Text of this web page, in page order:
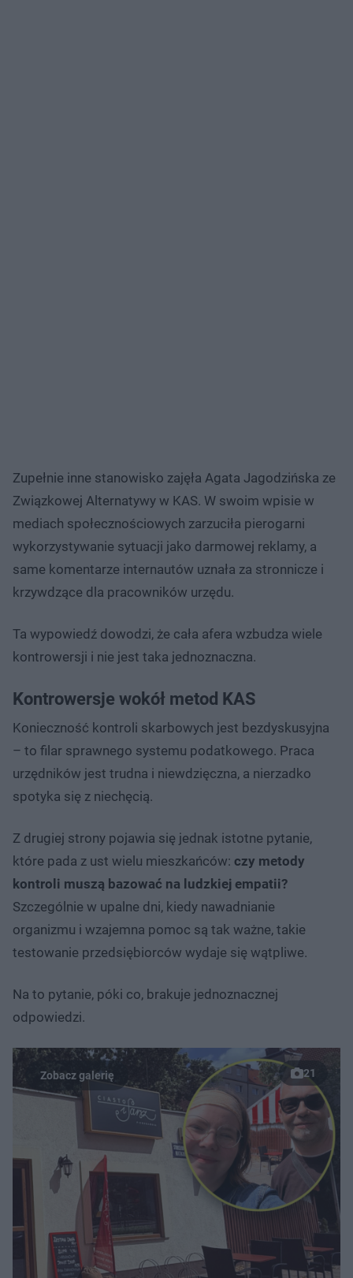
Zupełnie inne stanowisko zajęła Agata Jagodzińska ze
Związkowej Alternatywy w KAS. W swoim wpisie w
mediach społecznościowych zarzuciła pierogarni
wykorzystywanie sytuacji jako darmowej reklamy, a
same komentarze internautów uznała za stronnicze i
krzywdzące dla pracowników urzędu.
Ta wypowiedź dowodzi, że cała afera wzbudza wiele
kontrowersji i nie jest taka jednoznaczna.
Kontrowersje wokół metod KAS
Konieczność kontroli skarbowych jest bezdyskusyjna
– to filar sprawnego systemu podatkowego. Praca
urzędników jest trudna i niewdzięczna, a nierzadko
spotyka się z niechęcią.
Z drugiej strony pojawia się jednak istotne pytanie,
które pada z ust wielu mieszkańców: czy metody
kontroli muszą bazować na ludzkiej empatii?
Szczególnie w upalne dni, kiedy nawadnianie
organizmu i wzajemna pomoc są tak ważne, takie
testowanie przedsiębiorców wydaje się wątpliwe.
Na to pytanie, póki co, brakuje jednoznacznej
odpowiedzi.
21